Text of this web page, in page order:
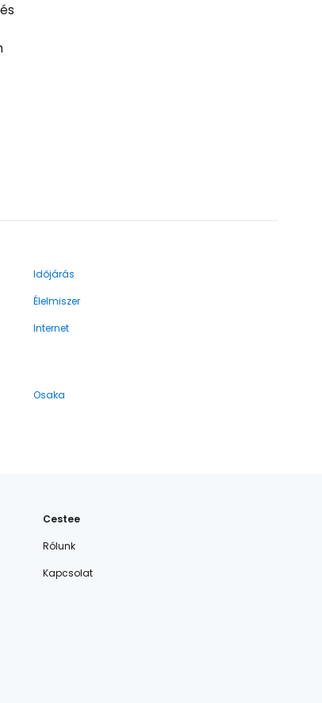
Időjárás
Élelmiszer
Internet
Osaka
Cestee
Rólunk
Kapcsolat